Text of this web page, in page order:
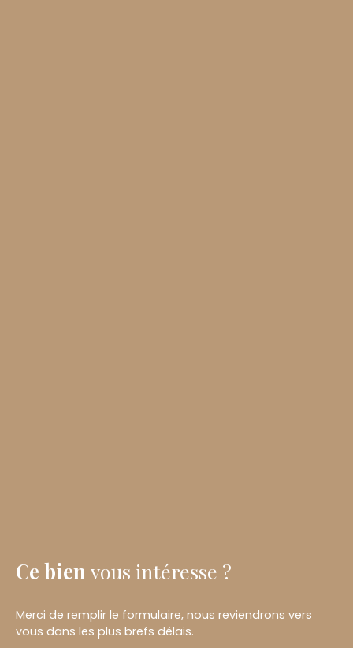
Ce bien vous intéresse ?
Merci de remplir le formulaire, nous reviendrons vers
vous dans les plus brefs délais.